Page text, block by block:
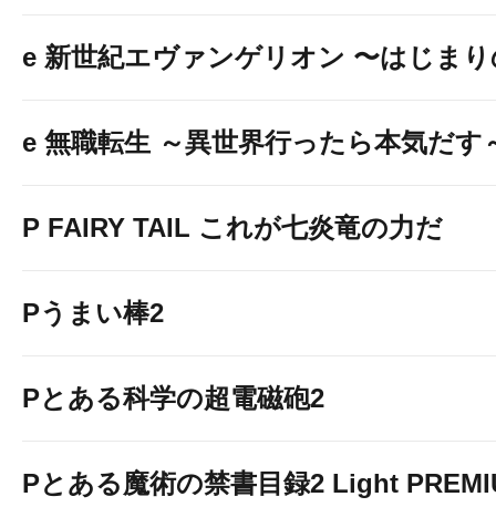
e 新世紀エヴァンゲリオン 〜はじま
e 無職転生 ～異世界行ったら本気だす
P FAIRY TAIL これが七炎竜の力だ
Pうまい棒2
Pとある科学の超電磁砲2
Pとある魔術の禁書目録2 Light